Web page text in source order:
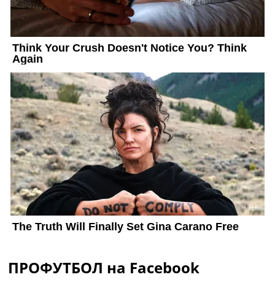
ПРОФУТБОЛ на Facebook